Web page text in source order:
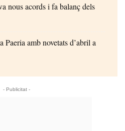
nous acords i fa balanç dels
amb novetats d’abril a
- Publicitat -